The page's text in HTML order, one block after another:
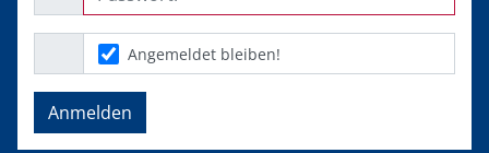
Angemeldet bleiben!
Anmelden